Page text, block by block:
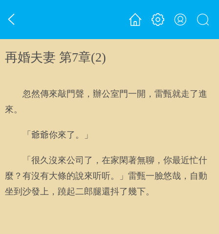
再婚夫妻 第7章(2)
忽然傳來敲門聲，辦公室門一開，雷甄就走了進
來。
「爺爺你來了。」
「很久沒來公司了，在家閑著無聊，你最近忙什
麼？有沒有大條的說來听听。」雷甄一臉悠哉，自動
坐到沙發上，蹺起二郎腿還抖了幾下。